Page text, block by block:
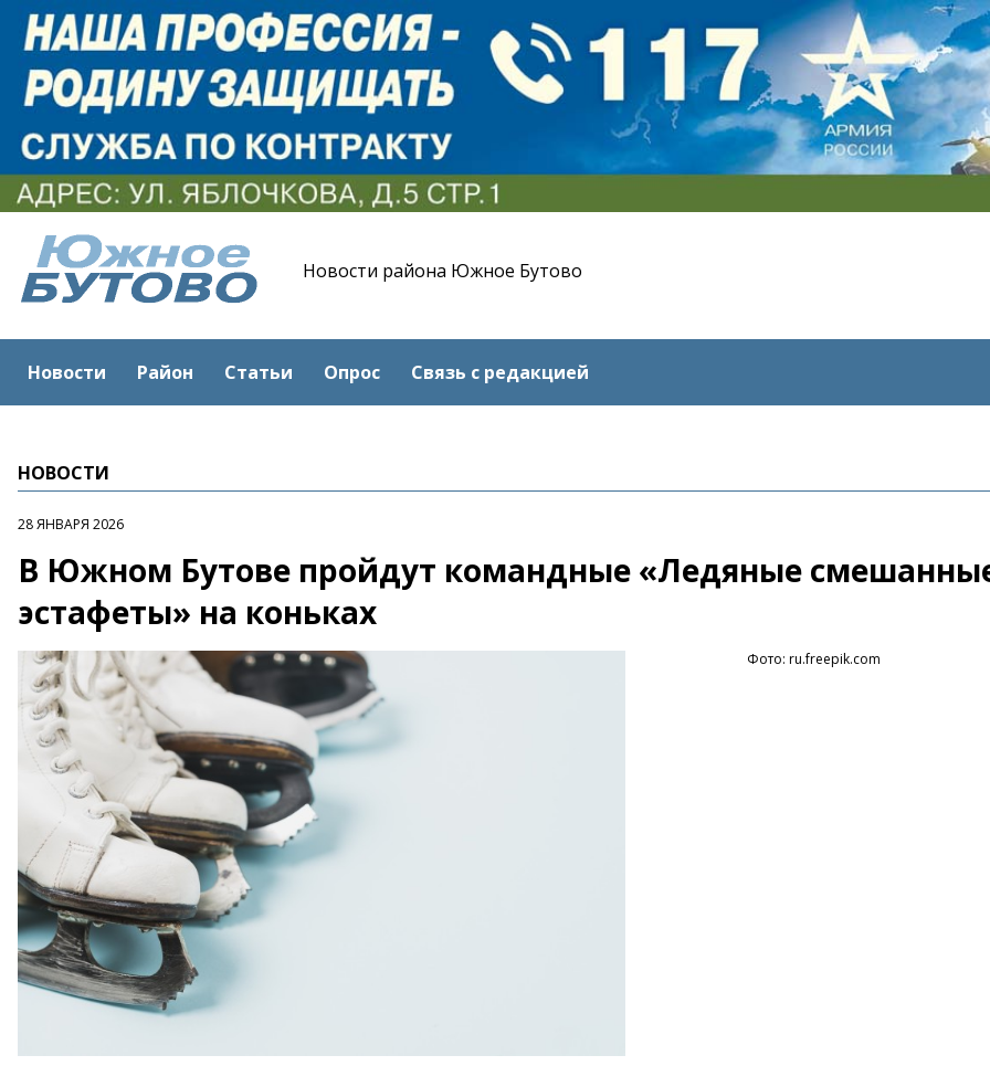
Новости района Южное Бутово
Новости Район Статьи Опрос Связь с редакцией
НОВОСТИ
28 ЯНВАРЯ 2026
В Южном Бутове пройдут командные «Ледяные
эстафеты» на коньках
Фото: ru.freepik.com